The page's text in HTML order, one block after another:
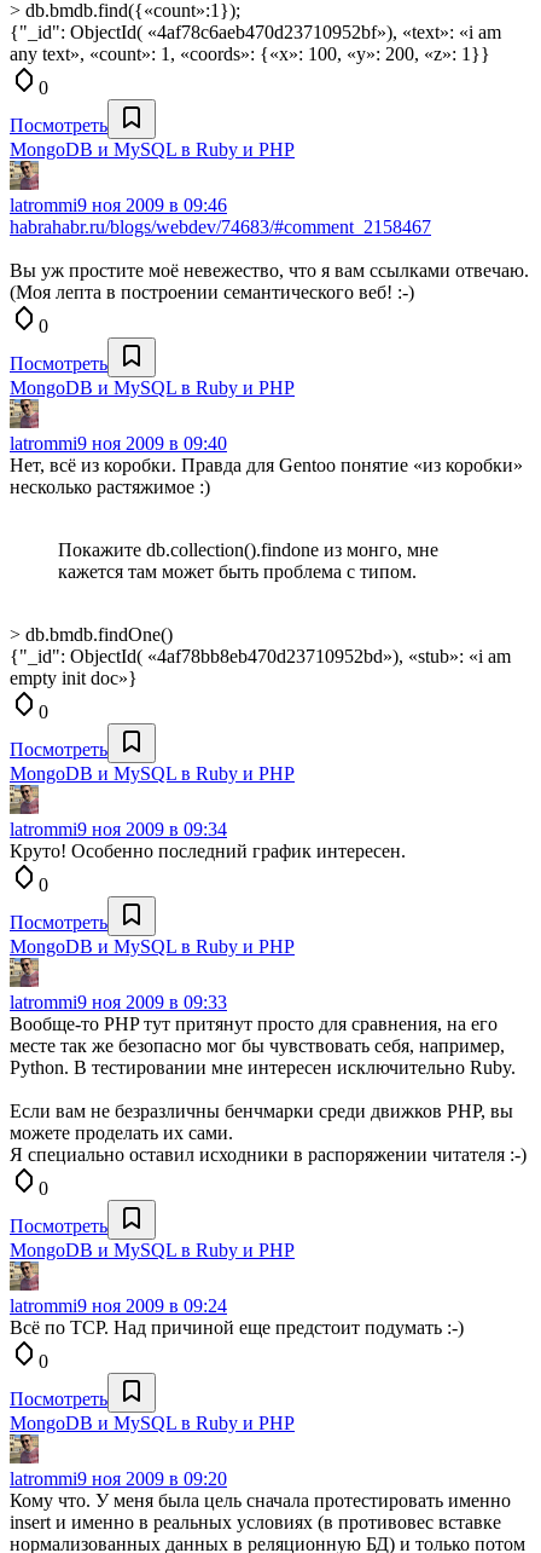
> db.bmdb.find({«count»:1});
{"_id": ObjectId( «4af78c6aeb470d23710952bf»), «text»: «i am
any text», «count»: 1, «coords»: {«x»: 100, «y»: 200, «z»: 1}}
0
Посмотреть
MongoDB и MySQL в Ruby и PHP
latrommi9 ноя 2009 в 09:46
habrahabr.ru/blogs/webdev/74683/#comment_2158467
Вы уж простите моё невежество, что я вам ссылками отвечаю.
(Моя лепта в построении семантического веб! :-)
0
Посмотреть
MongoDB и MySQL в Ruby и PHP
latrommi9 ноя 2009 в 09:40
Нет, всё из коробки. Правда для Gentoo понятие «из коробки»
несколько растяжимое :)
Покажите db.collection().findone из монго, мне
кажется там может быть проблема с типом.
> db.bmdb.findOne()
{"_id": ObjectId( «4af78bb8eb470d23710952bd»), «stub»: «i am
empty init doc»}
0
Посмотреть
MongoDB и MySQL в Ruby и PHP
latrommi9 ноя 2009 в 09:34
Круто! Особенно последний график интересен.
0
Посмотреть
MongoDB и MySQL в Ruby и PHP
latrommi9 ноя 2009 в 09:33
Вообще-то PHP тут притянут просто для сравнения, на его
месте так же безопасно мог бы чувствовать себя, например,
Python. В тестировании мне интересен исключительно Ruby.
Если вам не безразличны бенчмарки среди движков PHP, вы
можете проделать их сами.
Я специально оставил исходники в распоряжении читателя :-)
0
Посмотреть
MongoDB и MySQL в Ruby и PHP
latrommi9 ноя 2009 в 09:24
Всё по TCP. Над причиной еще предстоит подумать :-)
0
Посмотреть
MongoDB и MySQL в Ruby и PHP
latrommi9 ноя 2009 в 09:20
Кому что. У меня была цель сначала протестировать именно
insert и именно в реальных условиях (в противовес вставке
нормализованных данных в реляционную БД) и только потом